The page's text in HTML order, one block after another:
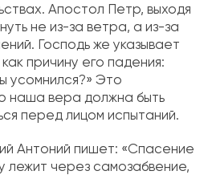
Апостол Петр, выходя
не из-за ветра, а из-за
Господь же указывает
причину его падения:
усомнился?» Это
наша вера должна быть
перед лицом испытаний.
Антоний пишет: «Спасение
лежит через самозабвение,